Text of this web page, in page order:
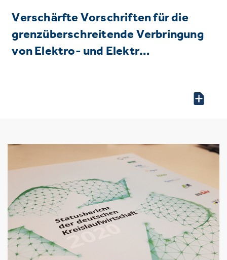
Verschärfte Vorschriften für die
grenzüberschreitende Verbringung
von Elektro- und Elektr…